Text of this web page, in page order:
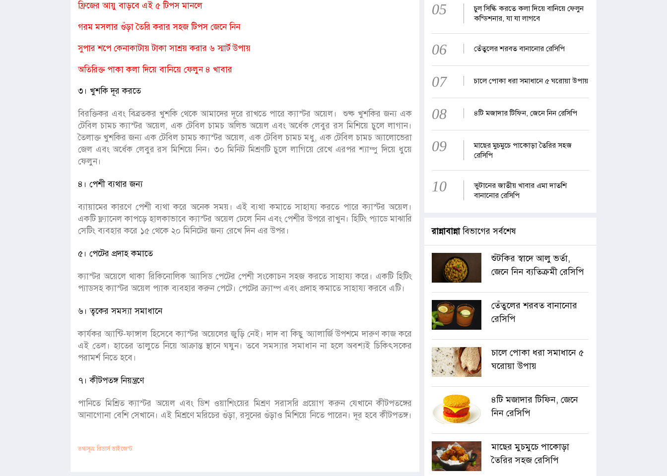
ফ্রিজের আয়ু বাড়বে এই ৫ টিপস মানলে
গরম মসলার গুঁড়া তৈরি করার সহজ টিপস জেনে নিন
সুপার শপে কেনাকাটায় টাকা সাশ্রয় করার ৬ স্মার্ট উপায়
অতিরিক্ত পাকা কলা দিয়ে বানিয়ে ফেলুন ৪ খাবার
৩। খুশকি দূর করতে
বিরক্তিকর এবং বিব্রতকর খুশকি থেকে আমাদের দূরে রাখতে পারে ক্যাস্টর অয়েল। শুষ্ক খুশকির জন্য এক
টেবিল চামচ ক্যাস্টর অয়েল, এক টেবিল চামচ অলিভ অয়েল এবং অর্ধেক লেবুর রস মিশিয়ে চুলে লাগান।
তৈলাক্ত খুশকির জন্য এক টেবিল চামচ ক্যাস্টর অয়েল, এক টেবিল চামচ মধু, এক টেবিল চামচ অ্যালোভেরা
জেল এবং অর্ধেক লেবুর রস মিশিয়ে নিন। ৩০ মিনিট মিশ্রণটি চুলে লাগিয়ে রেখে এরপর শ্যাম্পু দিয়ে ধুয়ে
ফেলুন।
৪। পেশী ব্যথার জন্য
ব্যায়ামের কারণে পেশী ব্যথা করে অনেক সময়। এই ব্যথা কমাতে সাহায্য করতে পারে ক্যাস্টর অয়েল।
একটি ফ্ল্যানেল কাপড়ে হালকাভাবে ক্যাস্টর অয়েল ঢেলে নিন এবং পেশীর উপরে রাখুন। হিটিং প্যাডে মাঝারি
সেটিং ব্যবহার করে ১৫ থেকে ২০ মিনিটের জন্য রেখে দিন এর উপর।
৫। পেটের প্রদাহ কমাতে
ক্যাস্টর অয়েলে থাকা রিকিনোলিক অ্যাসিড পেটের পেশী সংকোচন সহজ করতে সাহায্য করে। একটি হিটিং
প্যাডসহ ক্যাস্টর অয়েল প্যাক ব্যবহার করুন পেটে। পেটের ক্র্যাম্প এবং প্রদাহ কমাতে সাহায্য করবে এটি।
৬। ত্বকের সমস্যা সমাধানে
কার্যকর অ্যান্টি-ফাঙ্গাল হিসেবে ক্যাস্টর অয়েলের জুড়ি নেই। দাদ বা কিছু অ্যালার্জি উপশমে দারুণ কাজ করে
এই তেল। হাতের তালুতে নিয়ে আক্রান্ত স্থানে ঘষুন। তবে সমস্যার সমাধান না হলে অবশ্যই চিকিৎসকের
পরামর্শ নিতে হবে।
৭। কীটপতঙ্গ নিয়ন্ত্রণে
পানিতে মিশ্রিত ক্যাস্টর অয়েল এবং ডিশ ওয়াশিংয়ের মিশ্রণ সরাসরি প্রয়োগ করুন যেখানে কীটপতঙ্গের
আনাগোনা বেশি সেখানে। এই মিশ্রণে মরিচের গুঁড়া, রসুনের গুঁড়াও মিশিয়ে নিতে পারেন। দূর হবে কীটপতঙ্গ।
তথ্যসূত্র: রিডার্স ডাইজেস্ট
05
চুল সিল্কি করতে কলা দিয়ে বানিয়ে ফেলুন
কন্ডিশনার, যা যা লাগবে
06 তেঁতুলের শরবত বানানোর রেসিপি
07 চালে পোকা ধরা সমাধানে ৫ ঘরোয়া উপায়
08 ৪টি মজাদার টিফিন, জেনে নিন রেসিপি
09
মাছের মুচমুচে পাকোড়া তৈরির সহজ
রেসিপি
10
ভুটানের জাতীয় খাবার এমা দাতশি
বানানোর রেসিপি
রান্নাবান্নাবিভাগের সর্বশেষ
শুঁটকির স্বাদে আলু ভর্তা,
জেনে নিন ব্যতিক্রমী রেসিপি
তেঁতুলের শরবত বানানোর
রেসিপি
চালে পোকা ধরা সমাধানে ৫
ঘরোয়া উপায়
৪টি মজাদার টিফিন, জেনে
নিন রেসিপি
মাছের মুচমুচে পাকোড়া
তৈরির সহজ রেসিপি